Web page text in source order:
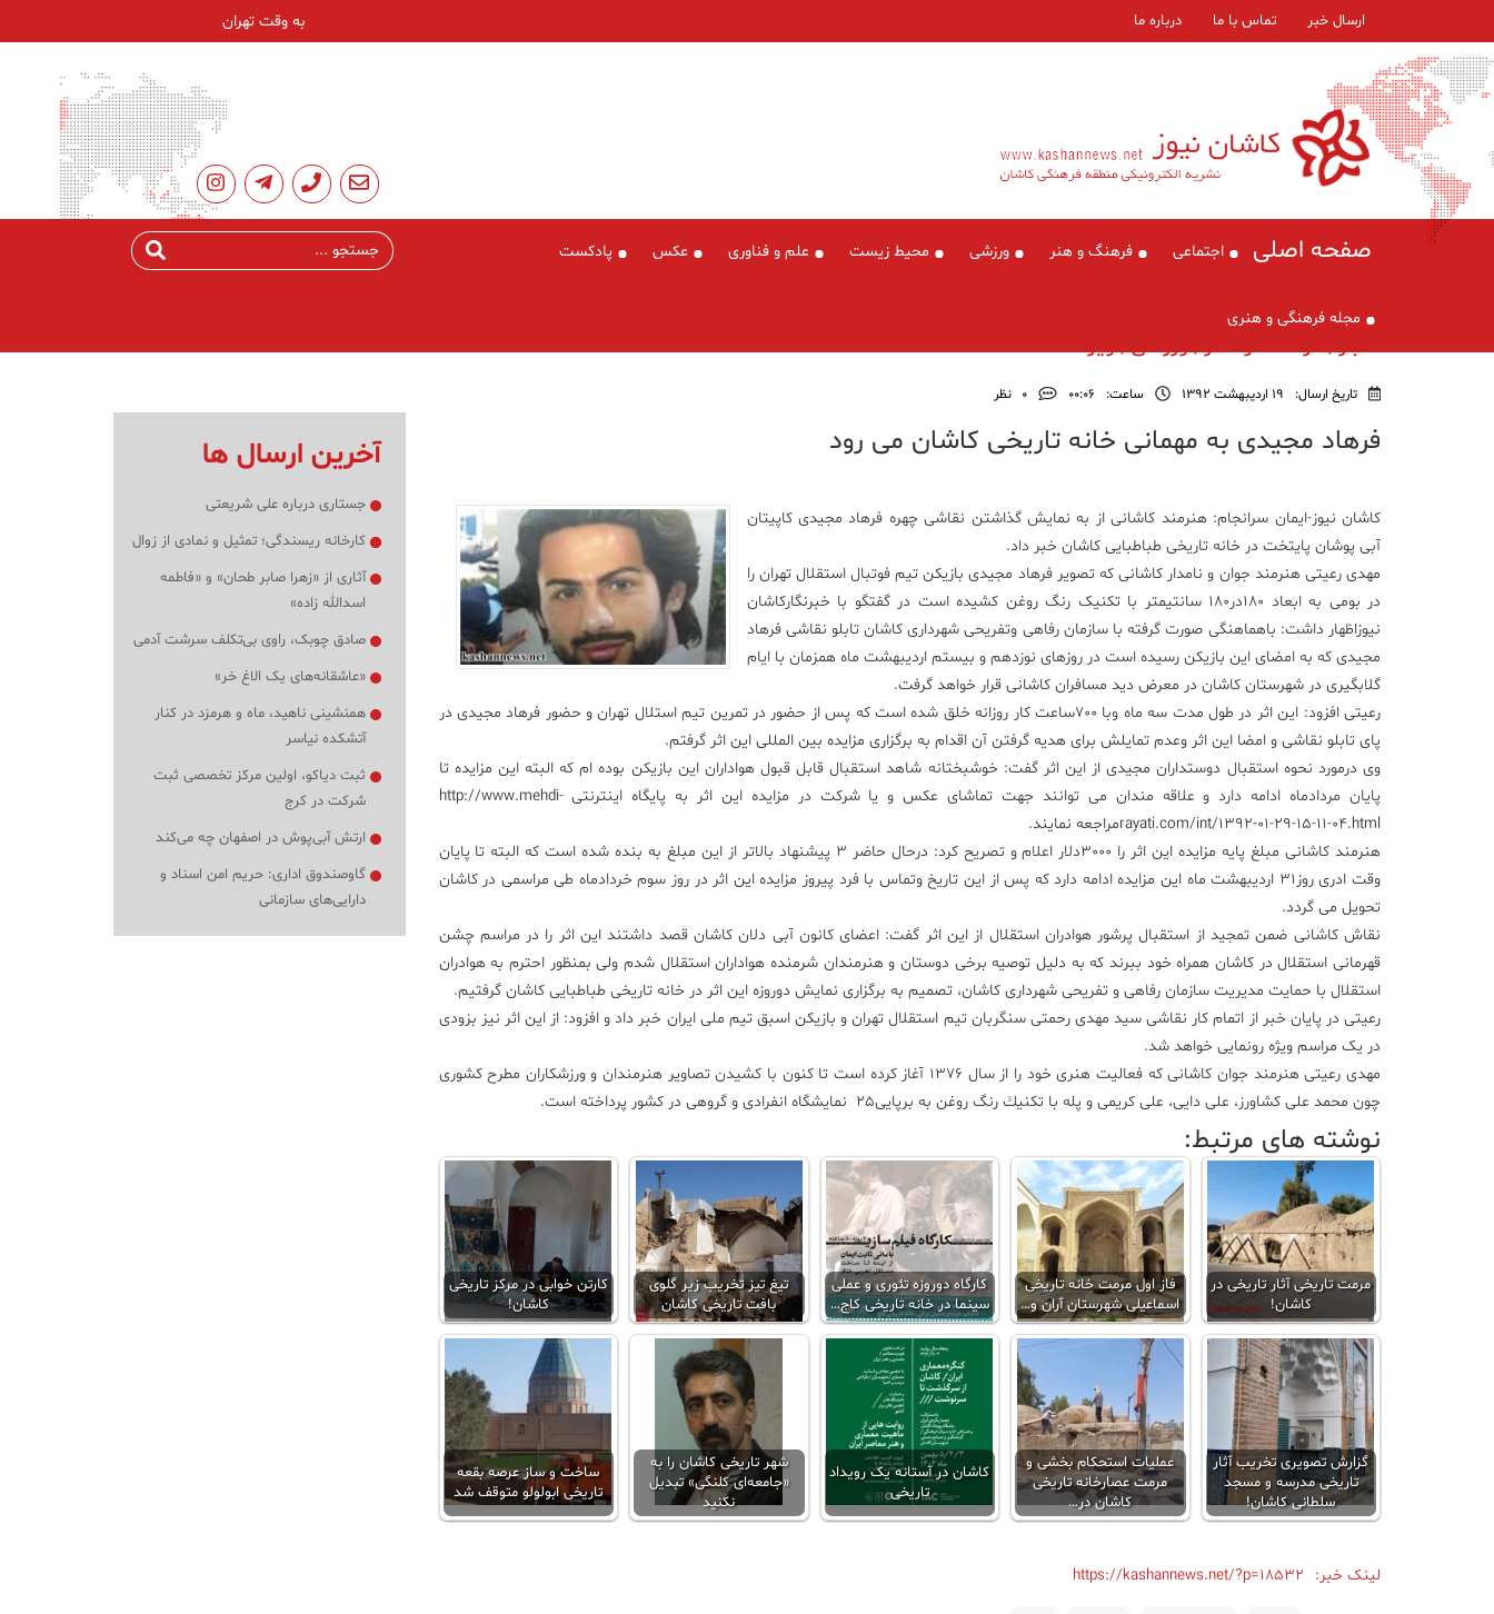
ارسال خبر تماس با ما درباره ما به وقت تهران
صفحه اصلی اجتماعی فرهنگ و هنر ورزشی محیط زیست علم و فناوری عکس پادکست
مجله فرهنگی و هنری
اخبار , فرهنگ و هنر , ورزشی , ویژه
تاریخ ارسال: 19 اردیبهشت 1392 ساعت: ۰۰:۰۶ 0 نظر
فرهاد مجیدی به مهمانی خانه تاریخی کاشان می رود
کاشان نیوز-ایمان سرانجام: هنرمند کاشانی از به نمایش گذاشتن نقاشی چهره فرهاد مجیدی کاپیتان
آبی پوشان پایتخت در خانه تاریخی طباطبایی کاشان خبر داد.
مهدی رعیتی هنرمند جوان و نامدار کاشانی که تصویر فرهاد مجیدی بازیکن تیم فوتبال استقلال تهران را
در بومی به ابعاد 180در180 سانتیمتر با تکنیک رنگ روغن کشیده است در گفتگو با خبرنگارکاشان
نیوزاظهار داشت: باهماهنگی صورت گرفته با سازمان رفاهی وتفریحی شهرداری کاشان تابلو نقاشی فرهاد
مجیدی که به امضای این بازیکن رسیده است در روزهای نوزدهم و بیستم اردیبهشت ماه همزمان با ایام
گلابگیری در شهرستان کاشان در معرض دید مسافران کاشانی قرار خواهد گرفت.
رعیتی افزود: این اثر در طول مدت سه ماه وبا 700ساعت کار روزانه خلق شده است که پس از حضور در تمرین تیم استلال تهران و حضور فرهاد مجیدی در
پای تابلو نقاشی و امضا این اثر وعدم تمایلش برای هدیه گرفتن آن اقدام به برگزاری مزایده بین المللی این اثر گرفتم.
وی درمورد نحوه استقبال دوستداران مجیدی از این اثر گفت: خوشبختانه شاهد استقبال قابل قبول هواداران این بازیکن بوده ام که البته این مزایده تا
پایان مردادماه ادامه دارد و علاقه مندان می توانند جهت تماشای عکس و یا شرکت در مزایده این اثر به پایگاه اینترنتی http://www.mehdi-
rayati.com/int/1392-01-29-15-11-04.htmlمراجعه نمایند.
هنرمند کاشانی مبلغ پایه مزایده این اثر را 3000دلار اعلام و تصریح کرد: درحال حاضر 3 پیشنهاد بالاتر از این مبلغ به بنده شده است که البته تا پایان
وقت ادری روز31 اردیبهشت ماه این مزایده ادامه دارد که پس از این تاریخ وتماس با فرد پیروز مزایده این اثر در روز سوم خردادماه طی مراسمی در کاشان
تحویل می گردد.
نقاش کاشانی ضمن تمجید از استقبال پرشور هوادران استقلال از این اثر گفت: اعضای کانون آبی دلان کاشان قصد داشتند این اثر را در مراسم چشن
قهرمانی استقلال در کاشان همراه خود ببرند که به دلیل توصیه برخی دوستان و هنرمندان شرمنده هواداران استقلال شدم ولی بمنظور احترم به هوادران
استقلال با حمایت مدیریت سازمان رفاهی و تفریحی شهرداری کاشان، تصمیم به برگزاری نمایش دوروزه این اثر در خانه تاریخی طباطبایی کاشان گرفتیم.
رعیتی در پایان خبر از اتمام کار نقاشی سید مهدی رحمتی سنگربان تیم استقلال تهران و بازیکن اسبق تیم ملی ایران خبر داد و افزود: از این اثر نیز بزودی
در یک مراسم ویژه رونمایی خواهد شد.
مهدی رعیتی هنرمند جوان كاشانی كه فعالیت هنری خود را از سال 1376 آغاز كرده است تا كنون با كشیدن تصاویر هنرمندان و ورزشكاران مطرح كشوری
چون محمد علی كشاورز، علی دایی، علی كریمی و پله با تكنیك رنگ روغن به برپایی25 نمایشگاه انفرادی و گروهی در كشور پرداخته است.
نوشته های مرتبط:
مرمت تاریخی آثار تاریخی در
کاشان!
فاز اول مرمت خانه تاریخی
اسماعیلی شهرستان آران و…
کارگاه دوروزه تئوری و عملی
سینما در خانه تاریخی کاج…
تیغ تیز تخریب زیر گلوی
بافت تاریخی کاشان
کارتن خوابی در مرکز تاریخی
کاشان!
گزارش تصویری تخریب آثار
تاریخی مدرسه و مسجد
سلطانی کاشان!
عملیات استحکام بخشی و
مرمت عصارخانه تاریخی
کاشان در…
کاشان در آستانه یک رویداد
تاریخی
شهر تاریخی کاشان را به
«جامعه‌ای کلنگی» تبدیل
نکنید
ساخت و ساز عرصه بقعه
تاریخی ابولولو متوقف شد
لینک خبر: https://kashannews.net/?p=18532
آخرین ارسال ها
جستاری درباره علی شریعتی
کارخانه ریسندگی؛ تمثیل و نمادی از زوال
آثاری از «زهرا صابر طحان» و «فاطمه
اسدالله زاده»
صادق چوبک، راوی بی‌تکلف سرشت آدمی
«عاشقانه‌های یک الاغ خر»
همنشینی ناهید، ماه و هرمزد در کنار
آتشکده نیاسر
ثبت دیاکو، اولین مرکز تخصصی ثبت
شرکت در کرج
ارتش آبی‌پوش در اصفهان چه می‌کند
گاوصندوق اداری: حریم امن اسناد و
دارایی‌های سازمانی